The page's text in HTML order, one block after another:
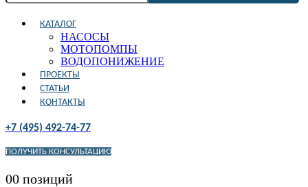
КАТАЛОГ
НАСОСЫ
МОТОПОМПЫ
ВОДОПОНИЖЕНИЕ
ПРОЕКТЫ
СТАТЬИ
КОНТАКТЫ
+7 (495) 492-74-77
ПОЛУЧИТЬ КОНСУЛЬТАЦИЮ
00 позиций